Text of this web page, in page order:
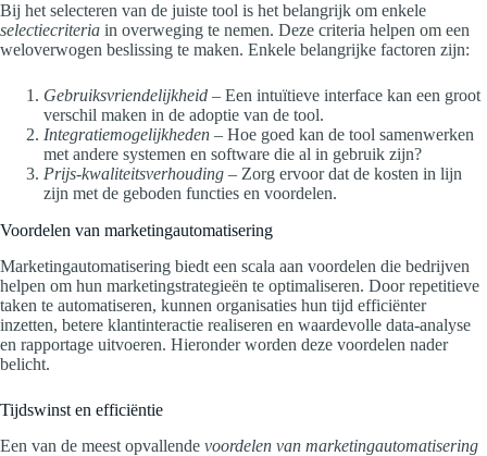
Bij het selecteren van de juiste tool is het belangrijk om enkele
selectiecriteria in overweging te nemen. Deze criteria helpen om een
weloverwogen beslissing te maken. Enkele belangrijke factoren zijn:
Gebruiksvriendelijkheid – Een intuïtieve interface kan een groot
verschil maken in de adoptie van de tool.
Integratiemogelijkheden – Hoe goed kan de tool samenwerken
met andere systemen en software die al in gebruik zijn?
Prijs-kwaliteitsverhouding – Zorg ervoor dat de kosten in lijn
zijn met de geboden functies en voordelen.
Voordelen van marketingautomatisering
Marketingautomatisering biedt een scala aan voordelen die bedrijven
helpen om hun marketingstrategieën te optimaliseren. Door repetitieve
taken te automatiseren, kunnen organisaties hun tijd efficiënter
inzetten, betere klantinteractie realiseren en waardevolle data-analyse
en rapportage uitvoeren. Hieronder worden deze voordelen nader
belicht.
Tijdswinst en efficiëntie
Een van de meest opvallende voordelen van marketingautomatisering